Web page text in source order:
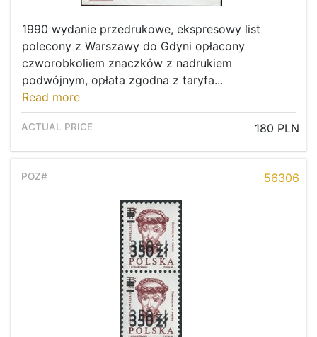
1990 wydanie przedrukowe, ekspresowy list
polecony z Warszawy do Gdyni opłacony
czworobkoliem znaczków z nadrukiem
podwójnym, opłata zgodna z taryfa...
Read more
180 PLN
56306